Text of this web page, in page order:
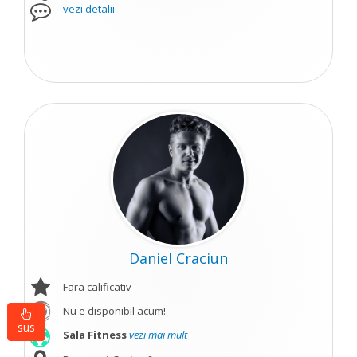
vezi detalii
Daniel Craciun
Fara calificativ
Nu e disponibil acum!
Sala Fitnessvezi mai mult
sus